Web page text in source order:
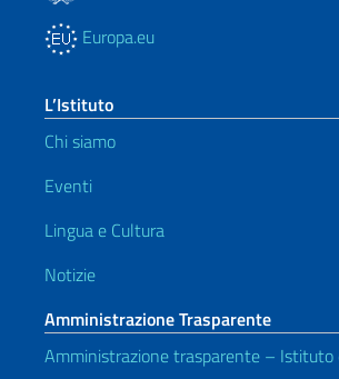
Europa.eu
L’Istituto
Chi siamo
Eventi
Lingua e Cultura
Notizie
Amministrazione Trasparente
Amministrazione trasparente – Istituto